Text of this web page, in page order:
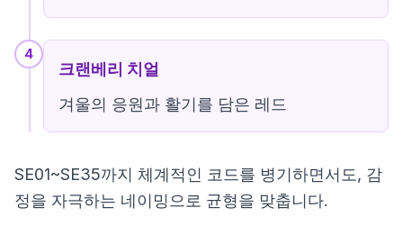
4
크랜베리 치얼
겨울의 응원과 활기를 담은 레드
SE01~SE35까지 체계적인 코드를 병기하면서도, 감
정을 자극하는 네이밍으로 균형을 맞춥니다.